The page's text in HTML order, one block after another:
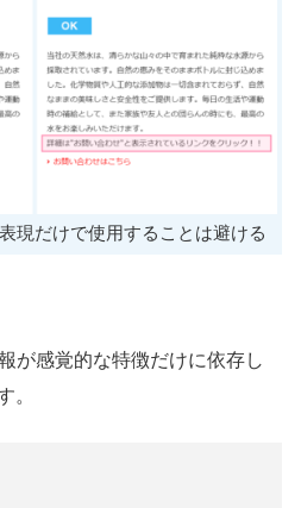
現だけで使用することは避ける
が感覚的な特徴だけに依存し
。